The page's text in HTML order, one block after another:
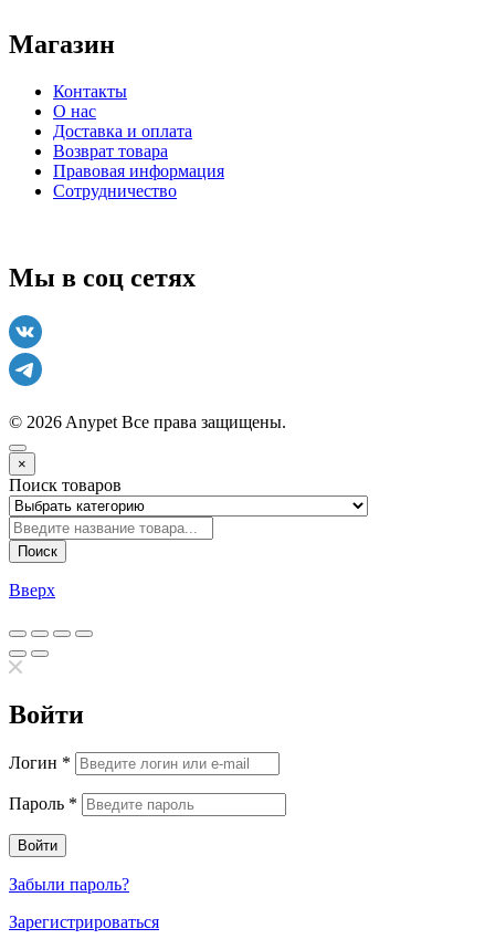
Магазин
Контакты
О нас
Доставка и оплата
Возврат товара
Правовая информация
Сотрудничество
Мы в соц сетях
© 2026 Anypet Все права защищены.
×
Поиск товаров
Поиск
Вверх
Войти
Логин *
Пароль *
Забыли пароль?
Зарегистрироваться